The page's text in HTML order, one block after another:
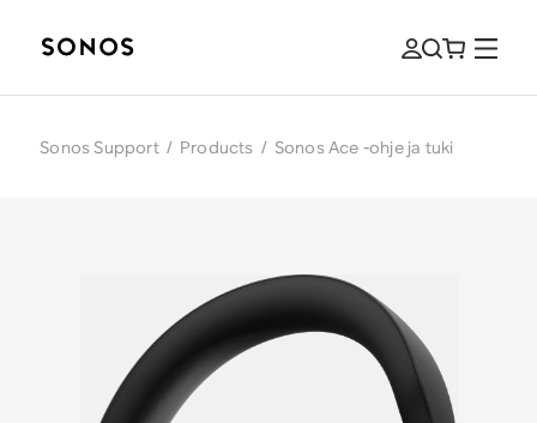
Sonos Support / Products / Sonos Ace -ohje ja tuki